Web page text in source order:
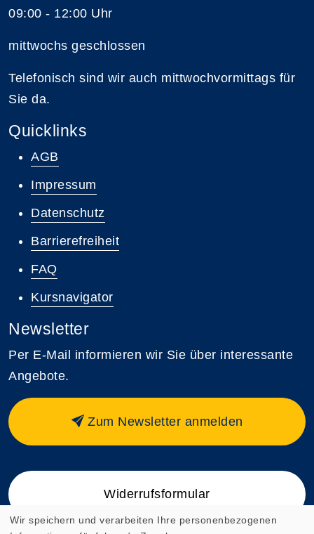
09:00 - 12:00 Uhr
mittwochs geschlossen
Telefonisch sind wir auch mittwochvormittags für
Sie da.
Quicklinks
AGB
Impressum
Datenschutz
Barrierefreiheit
FAQ
Kursnavigator
Newsletter
Per E-Mail informieren wir Sie über interessante
Angebote.
Zum Newsletter anmelden
Widerrufsformular
Wir speichern und verarbeiten Ihre personenbezogenen